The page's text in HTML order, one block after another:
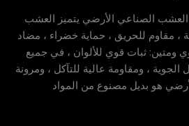
الصناعي الأرضي يتميز العشب
، مقاوم للحريق ، حماية خضراء ، مضاد
ومتين: ثبات قوي للألوان ، في جميع
، ومقاومة عالية للتآكل ، ومرونة
هو بديل مصنوع من المواد